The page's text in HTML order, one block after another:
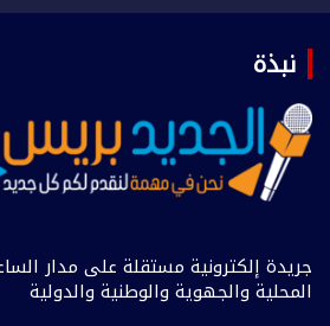
نبذة
جريدة إلكترونية مستقلة على مدار
المحلية والجهوية والوطنية والدولية